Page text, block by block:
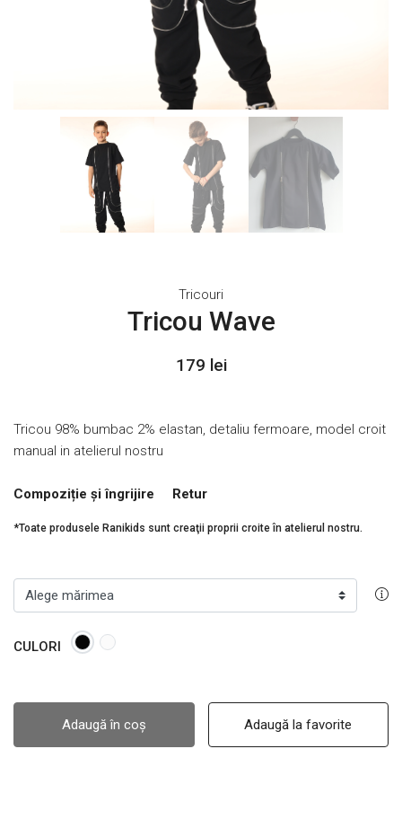
Tricouri
Tricou Wave
179 lei
Tricou 98% bumbac 2% elastan, detaliu fermoare, model croit
manual in atelierul nostru
Compoziție și îngrijire Retur
*Toate produsele Ranikids sunt creaţii proprii croite în atelierul nostru.
CULORI
Adaugă în coș Adaugă la favorite